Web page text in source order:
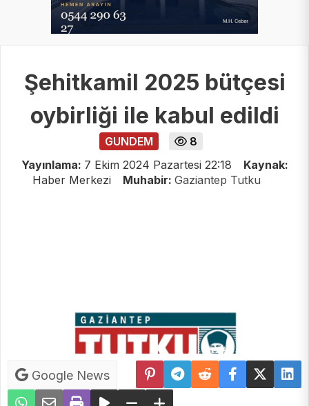
Şehitkamil 2025 bütçesi
oybirliği ile kabul edildi
GUNDEM
8
Yayınlama: 7 Ekim 2024 Pazartesi 22:18
Kaynak:
Haber Merkezi
Muhabir: Gaziantep Tutku
Google News